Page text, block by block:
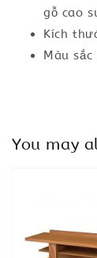
gỗ cao
Kích
Màu
You may